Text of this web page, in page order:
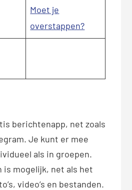
Moet je
overstappen?
berichtenapp, net zoals
Je kunt er mee
als in groepen.
is mogelijk, net als het
video’s en bestanden.